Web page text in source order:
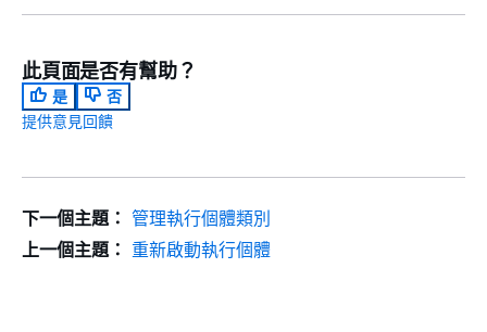
此頁面是否有幫助？
是
否
提供意見回饋
下一個主題： 管理執行個體類別
上一個主題： 重新啟動執行個體